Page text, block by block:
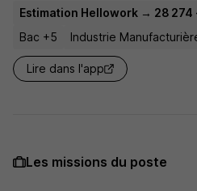
Estimation Hellowork → 28 274
Bac +5
Industrie
Lire dans l'app
Les missions du poste